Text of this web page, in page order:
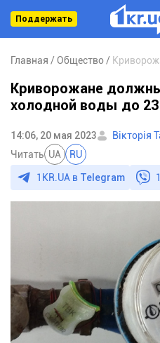
Поддержать
Главная Общество
Криворожане
холодной воды до
14:06, 20 мая 2023
Вікторія
Читать UA RU
1KR.UA в Telegram